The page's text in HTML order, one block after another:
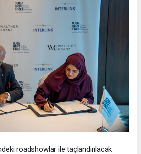
roadshowlar ile taçlandırılacak